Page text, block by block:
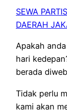
SEWA
DAERAH
Apakah
hari
berada
Tidak perlu
kami akan